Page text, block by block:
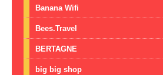
Banana Wifi
Bees.Travel
BERTAGNE
big big shop